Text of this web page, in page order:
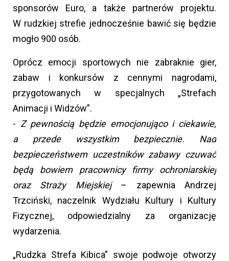
sponsorów Euro, a także partnerów projektu.
W rudzkiej strefie jednocześnie bawić się będzie
mogło 900 osób.
Oprócz emocji sportowych nie zabraknie gier,
zabaw i konkursów z cennymi nagrodami,
przygotowanych w specjalnych „Strefach
Animacji i Widzów”.
- Z pewnością będzie emocjonująco i ciekawie,
a przede wszystkim bezpiecznie. Nad
bezpieczeństwem uczestników zabawy czuwać
będą bowiem pracownicy firmy ochroniarskiej
oraz Straży Miejskiej– zapewnia Andrzej
Trzciński, naczelnik Wydziału Kultury i Kultury
Fizycznej, odpowiedzialny za organizację
wydarzenia.
„Rudzka Strefa Kibica” swoje podwoje otworzy